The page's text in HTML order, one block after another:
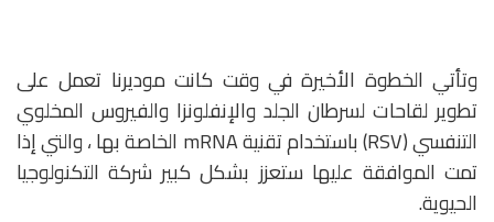
وتأتي الخطوة الأخيرة في وقت كانت موديرنا تعمل على
تطوير لقاحات لسرطان الجلد والإنفلونزا والفيروس المخلوي
التنفسي (RSV) باستخدام تقنية mRNA الخاصة بها ، والتي إذا
تمت الموافقة عليها ستعزز بشكل كبير شركة التكنولوجيا
الحيوية.